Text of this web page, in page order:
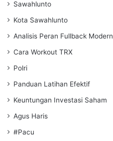
Sawahlunto
Kota Sawahlunto
Analisis Peran Fullback Modern
Cara Workout TRX
Polri
Panduan Latihan Efektif
Keuntungan Investasi Saham
Agus Haris
#Pacu